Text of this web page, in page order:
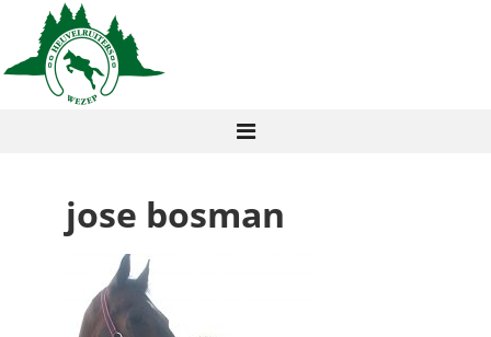
jose bosman